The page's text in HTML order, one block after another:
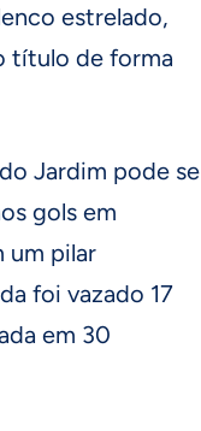
estrelado,
título de forma
Jardim pode se
gols em
um pilar
foi vazado 17
em 30